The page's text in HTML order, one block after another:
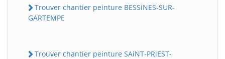
Trouver chantier peinture BESSiNES-SUR-
GARTEMPE
Trouver chantier peinture SAiNT-PRiEST-